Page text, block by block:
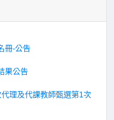
冊-公告
果公告
理及代課教師甄選第1次